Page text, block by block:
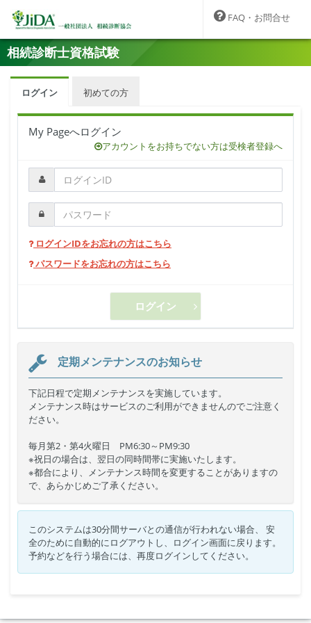
FAQ・お問合せ
相続診断士資格試験
ログイン 初めての方
My Pageへログイン
アカウントをお持ちでない方は受検者登録へ
ログインIDをお忘れの方はこちら
パスワードをお忘れの方はこちら
ログイン
定期メンテナンスのお知らせ
下記日程で定期メンテナンスを実施しています。
メンテナンス時はサービスのご利用ができませんのでご注意く
ださい。
毎月第2・第4火曜日 PM6:30～PM9:30
※祝日の場合は、翌日の同時間帯に実施いたします。
※都合により、メンテナンス時間を変更することがありますの
で、あらかじめご了承ください。
このシステムは30分間サーバとの通信が行われない場合、 安
全のために自動的にログアウトし、ログイン画面に戻ります。
予約などを行う場合には、再度ログインしてください。